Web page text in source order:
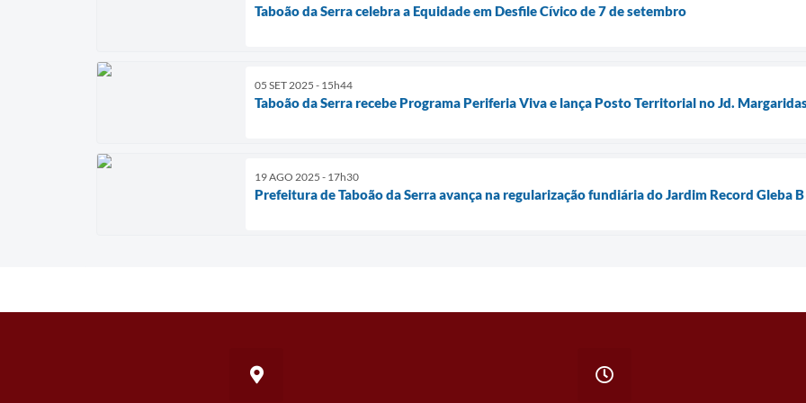
Taboão da Serra celebra a Equidade em Desfile Cívico de 7 de setembro
05 SET 2025 - 15h44
Taboão da Serra recebe Programa Periferia Viva e lança Posto Territorial no Jd.
19 AGO 2025 - 17h30
Prefeitura de Taboão da Serra avança na regularização fundiária do Jardim Record Gleba B